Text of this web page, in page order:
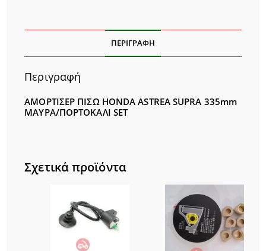
ΠΕΡΙΓΡΑΦΉ
Περιγραφή
ΑΜΟΡΤΙΣΕΡ ΠΙΣΩ HONDA ASTREA SUPRA 335mm
ΜΑΥΡΑ/ΠΟΡΤΟΚΑΛΙ SET
Σχετικά προϊόντα